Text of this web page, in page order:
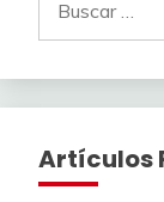
Artículos